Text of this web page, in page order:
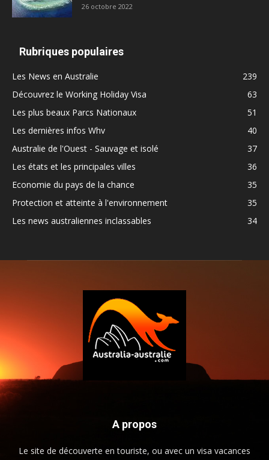
26 octobre 2022
Rubriques populaires
Les News en Australie
239
Découvrez le Working Holiday Visa
63
Les plus beaux Parcs Nationaux
51
Les dernières infos Whv
40
Australie de l'Ouest - Sauvage et isolé
37
Les états et les principales villes
36
Economie du pays de la chance
35
Protection et atteinte à l'environnement
35
Les news australiennes inclassables
34
A propos
Le site de découverte en touriste, ou avec un visa vacances